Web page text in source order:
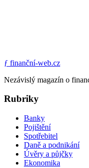
ƒ finanční-web.cz
Nezávislý magazín o
Rubriky
Banky
Pojištění
Spotřebitel
Daně a podnikání
Úvěry a půjčky
Ekonomika